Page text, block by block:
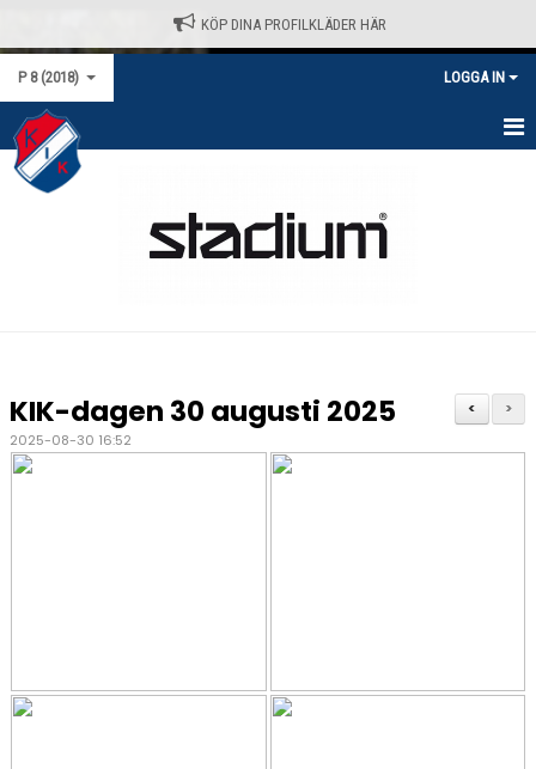
KÖP DINA PROFILKLÄDER HÄR
P 8 (2018) LOGGA IN
HEM
BILDGALLERI
>
<
KIK-dagen 30 augusti 2025
2025-08-30 16:52